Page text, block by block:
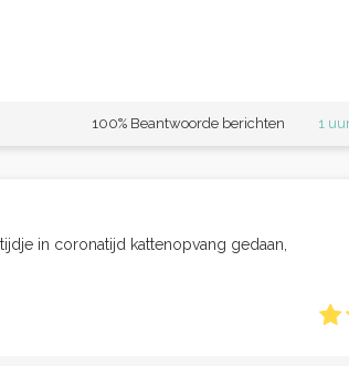
1
100% Beantwoorde berichten
in coronatijd kattenopvang gedaan,